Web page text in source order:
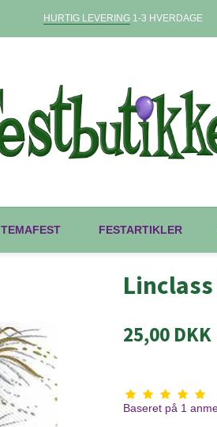
HURTIG LEVERING1-3 HVERDAGE
TEMAFEST FESTARTIKLER
25,00 DKK
Baseret på 1